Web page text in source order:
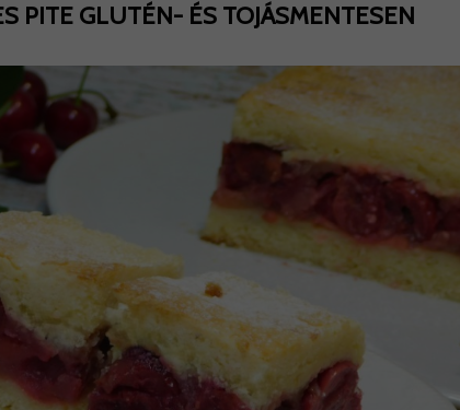
PITE GLUTÉN- ÉS TOJÁSMENTESEN